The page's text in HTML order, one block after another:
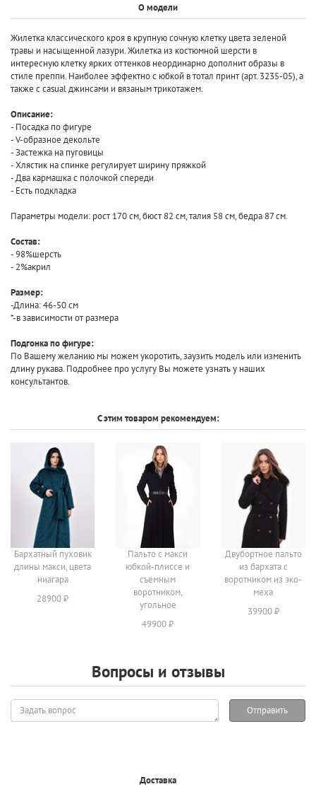
О модели
Жилетка классического кроя в крупную сочную клетку цвета зеленой
травы и насыщенной лазури. Жилетка из костюмной шерсти в
интересную клетку ярких оттенков неординарно дополнит образы в
стиле преппи. Наиболее эффектно с юбкой в тотал принт (арт. 3235-05), а
также с casual джинсами и вязаным трикотажем.
Описание:
- Посадка по фигуре
- V-образное декольте
- Застежка на пуговицы
- Хлястик на спинке регулирует ширину пряжкой
- Два кармашка с полочкой спереди
- Есть подкладка
Параметры модели: рост 170 см, бюст 82 см, талия 58 см, бедра 87 см.
Состав:
- 98%шерсть
- 2%акрил
Размер:
-Длина: 46-50 см
*-в зависимости от размера
Подгонка по фигуре:
По Вашему желанию мы можем укоротить, заузить модель или изменить
длину рукава. Подробнее про услугу Вы можете узнать у наших
консультантов.
С этим товаром рекомендуем:
Бархатный пуховик
длины макси, цвета
ниагара
28900 ₽
Пальто с макси
юбкой-плиссе и
съемным
воротником,
угольное
49900 ₽
Двубортное пальто
из бархата с
воротником из эко-
меха
39900 ₽
Вопросы и отзывы
Задать
вопрос
Отправить
Доставка